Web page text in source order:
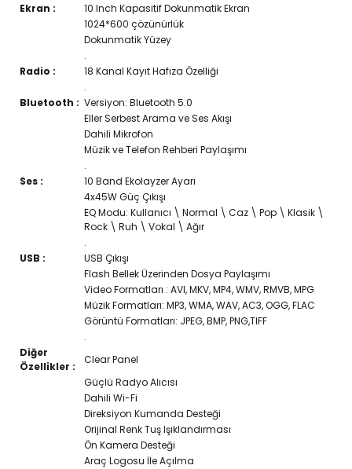
Ekran :
10 Inch Kapasitif Dokunmatik Ekran
1024*600 çözünürlük
Dokunmatik Yüzey
.
Radio :
18 Kanal Kayıt Hafıza Özelliği
.
Bluetooth : Versiyon: Bluetooth 5.0
Eller Serbest Arama ve Ses Akışı
Dahili Mikrofon
Müzik ve Telefon Rehberi Paylaşımı
.
Ses :
10 Band Ekolayzer Ayarı
4x45W Güç Çıkışı
EQ Modu: Kullanıcı \ Normal \ Caz \ Pop \ Klasik \
Rock \ Ruh \ Vokal \ Ağır
.
USB :
USB Çıkışı
Flash Bellek Üzerinden Dosya Paylaşımı
Video Formatları : AVI, MKV, MP4, WMV, RMVB, MPG
Müzik Formatları: MP3, WMA, WAV, AC3, OGG, FLAC
Görüntü Formatları: JPEG, BMP, PNG,TIFF
.
Diğer
Özellikler :
Clear Panel
Güçlü Radyo Alıcısı
Dahili Wi-Fi
Direksiyon Kumanda Desteği
Orijinal Renk Tuş Işıklandırması
Ön Kamera Desteği
Araç Logosu İle Açılma